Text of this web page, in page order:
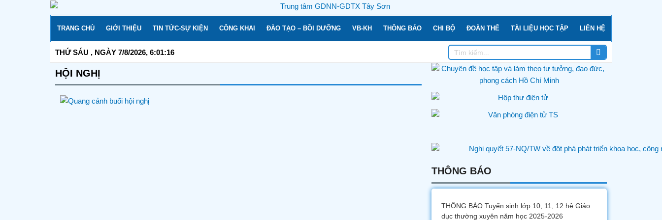
TRANG CHỦ GIỚI THIỆU TIN TỨC-SỰ KIỆN CÔNG KHAI ĐÀO TẠO – BỒI DƯỠNG VB-KH THÔNG BÁO CHI BỘ ĐOÀN THỂ TÀI LIỆU HỌC TẬP LIÊN HỆ
THỨ SÁU , NGÀY 7/8/2026, 6:01:16
Tìm
kiếm
Tìm
kiếm
HỘI NGHỊ
THÔNG BÁO
THÔNG BÁO Tuyển sinh lớp 10, 11, 12 hệ Giáo
dục thường xuyên năm học 2025-2026